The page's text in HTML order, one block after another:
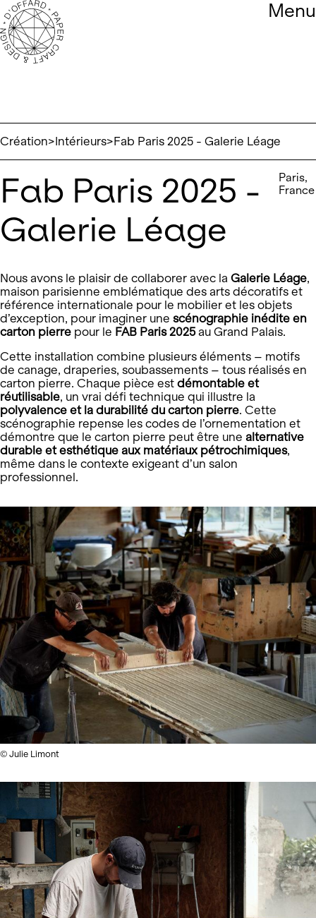
Skip to content
Open
Menu
Création Intérieurs Fab Paris 2025 - Galerie Léage
Fab Paris 2025 -
Galerie Léage
Paris,
France
Nous avons le plaisir de collaborer avec la Galerie Léage,
maison parisienne emblématique des arts décoratifs et
référence internationale pour le mobilier et les objets
d’exception, pour imaginer une scénographie inédite en
carton pierre pour le FAB Paris 2025au Grand Palais.
Cette installation combine plusieurs éléments – motifs
de canage, draperies, soubassements – tous réalisés en
carton pierre. Chaque pièce est démontable et
réutilisable, un vrai défi technique qui illustre la
polyvalence et la durabilité du carton pierre. Cette
scénographie repense les codes de l’ornementation et
démontre que le carton pierre peut être une alternative
durable et esthétique aux matériaux pétrochimiques,
même dans le contexte exigeant d’un salon
professionnel.
© Julie Limont